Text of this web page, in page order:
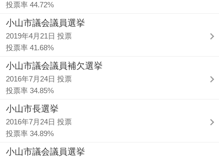
投票率 44.72%
小山市議会議員選挙
2019年4月21日 投票
投票率 41.68%
小山市議会議員補欠選挙
2016年7月24日 投票
投票率 34.85%
小山市長選挙
2016年7月24日 投票
投票率 34.89%
小山市議会議員選挙